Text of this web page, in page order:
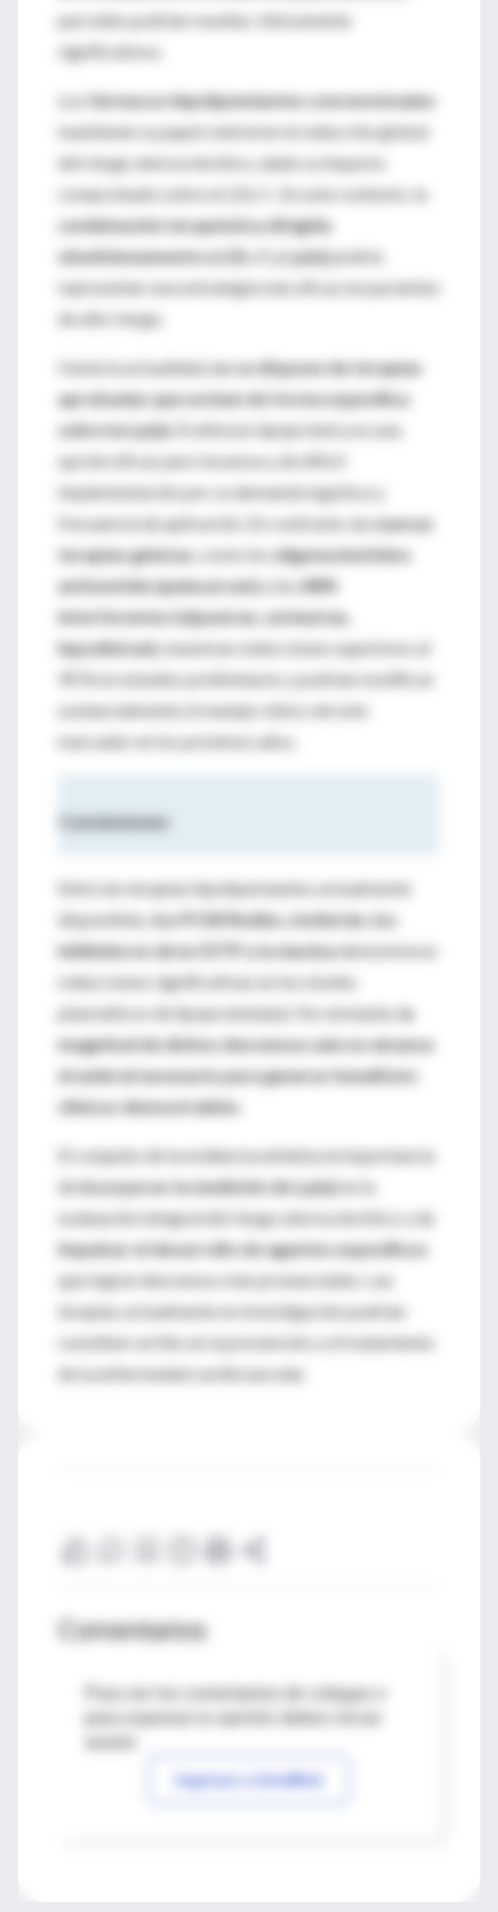
parciales podrían resultar clínicamente
significativos.
Los fármacos hipolipemiantes convencionales
mantienen su papel central en la reducción global
del riesgo aterosclerótico, dado su impacto
comprobado sobre el LDL-C. En este contexto, la
combinación terapéutica dirigida
simultáneamente a LDL-C y Lp(a)podría
representar una estrategia más eficaz en pacientes
de alto riesgo.
Hasta la actualidad,no se dispone de terapias
aprobadas que actúen de forma específica
sobre la Lp(a). El aféresis lipoproteica es una
opción eficaz pero invasiva y de difícil
implementación por su demanda logística y
frecuencia de aplicación. En contraste, lasnuevas
terapias génicas, como losoligonucleótidos
antisentido (pelacarsen)y los ARN
interferentes (olpasiran, zerlasiran,
lepodisiran), muestran reducciones superiores al
90 % en estudios preliminares y podrían modificar
sustancialmente el manejo clínico de este
marcador en los próximos años.
Conclusiones
Entre las terapias hipolipemiantes actualmente
disponibles, los PCSK9mAbs, inclisirán, los
inhibidores de la CETP y la niacinademostraron
reducciones significativas en los niveles
plasmáticos de lipoproteína(a). No obstante,la
magnitud de dichos descensos aún no alcanza
el umbral necesario para generar beneficios
clínicos demostrables
El conjunto de la evidencia enfatiza la importancia
deincorporar la medición de Lp(a)en la
evaluación integral del riesgo aterosclerótico y de
impulsar el desarrollo de agentes específicos
que logren descensos más pronunciados. Las
terapias actualmente en investigación podrían
constituir un hito en la prevención y el tratamiento
de la enfermedad cardiovascular.
Comentarios
Para ver los comentarios de colegas o
Ingresar a IntraMed